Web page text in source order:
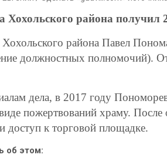
Хохольского района получил
Хохольского района Павел
должностных полномочий).
дела, в 2017 году
пожертвований храму.
доступ к торговой площадке.
об этом: